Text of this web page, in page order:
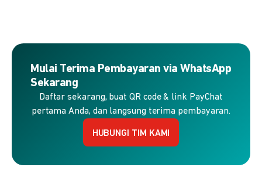
Mulai Terima Pembayaran via WhatsApp
Sekarang
Daftar sekarang, buat QR code & link PayChat
pertama Anda, dan langsung terima pembayaran.
HUBUNGI TIM KAMI